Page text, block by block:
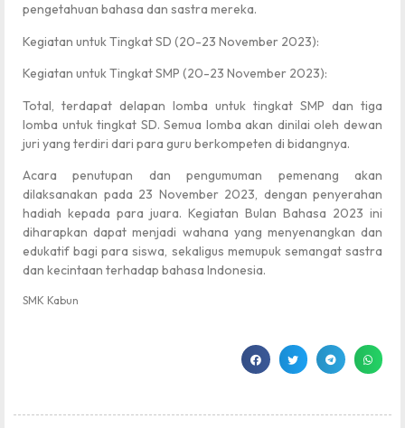
pengetahuan bahasa dan sastra mereka.
Kegiatan untuk Tingkat SD (20-23 November 2023):
Kegiatan untuk Tingkat SMP (20-23 November 2023):
Total, terdapat delapan lomba untuk tingkat SMP dan tiga
lomba untuk tingkat SD. Semua lomba akan dinilai oleh dewan
juri yang terdiri dari para guru berkompeten di bidangnya.
Acara penutupan dan pengumuman pemenang akan
dilaksanakan pada 23 November 2023, dengan penyerahan
hadiah kepada para juara. Kegiatan Bulan Bahasa 2023 ini
diharapkan dapat menjadi wahana yang menyenangkan dan
edukatif bagi para siswa, sekaligus memupuk semangat sastra
dan kecintaan terhadap bahasa Indonesia.
SMK Kabun